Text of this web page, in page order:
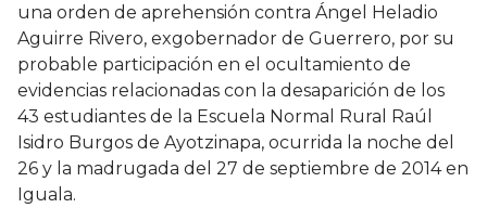
una orden de aprehensión contra Ángel Heladio
Aguirre Rivero, exgobernador de Guerrero, por su
probable participación en el ocultamiento de
evidencias relacionadas con la desaparición de los
43 estudiantes de la Escuela Normal Rural Raúl
Isidro Burgos de Ayotzinapa, ocurrida la noche del
26 y la madrugada del 27 de septiembre de 2014 en
Iguala.